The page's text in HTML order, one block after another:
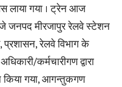
लाया गया । ट्रेन आज
जनपद मीरजापुर रेलवे स्टेशन
रेलवे विभाग के
कर्मचारीगण द्वारा
किया गया, आगन्तुकगण